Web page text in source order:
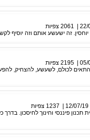
22/
2061 צפיות
זה ישעשע אותם וזה יוסיף
05/
2195 צפיות
שהם בני 4, 7, 8, 10? מה יכול להתאים לכולם,
12/07/19
1237 צפיות
פיננסי וחינוך לחיסכון.